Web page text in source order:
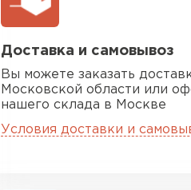
Доставка и самовывоз
Вы можете заказать
Московской области или
нашего склада в Москве
Условия доставки и